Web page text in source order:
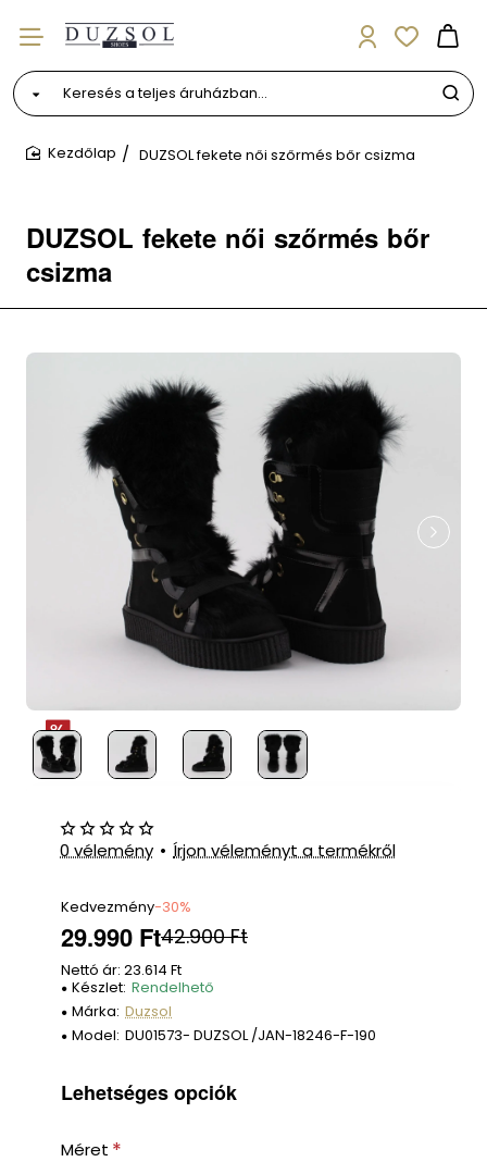
Keresés
teljes
áruházban...
DUZSOL fekete női szőrmés bőr
csizma
DUZSOL fekete női szőrmés bőr csizma
0 vélemény • Írjon véleményt a termékről
Kedvezmény-30%
29.990 Ft42.900 Ft
Nettó ár: 23.614 Ft
Készlet: Rendelhető
Márka: Duzsol
Model: DU01573- DUZSOL /JAN-18246-F-190
Lehetséges opciók
Méret